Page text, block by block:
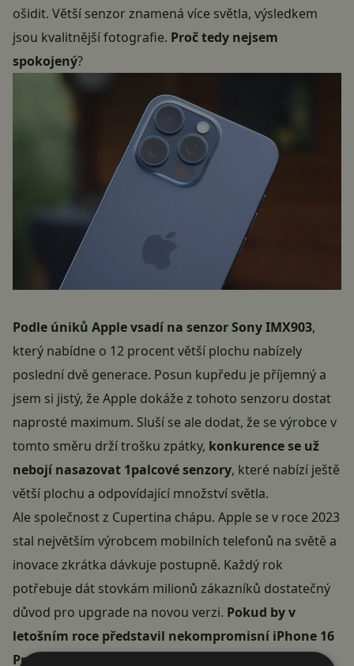
ošidit. Větší senzor znamená více světla, výsledkem
jsou kvalitnější fotografie. Proč tedy nejsem
spokojený?
Podle úniků Apple vsadí na senzor Sony IMX903,
který nabídne o 12 procent větší plochu nabízely
poslední dvě generace. Posun kupředu je příjemný a
jsem si jistý, že Apple dokáže z tohoto senzoru dostat
naprosté maximum. Sluší se ale dodat, že se výrobce v
tomto směru drží trošku zpátky, konkurence se už
nebojí nasazovat 1palcové senzory, které nabízí ještě
větší plochu a odpovídající množství světla.
Ale společnost z Cupertina chápu. Apple se v roce 2023
stal největším výrobcem mobilních telefonů na světěa
inovace zkrátka dávkuje postupně. Každý rok
potřebuje dát stovkám milionů zákazníků dostatečný
důvod pro upgrade na novou verzi. Pokud by v
letošním roce představil nekompromisní iPhone 16
Pro s 1palcovým senzorem